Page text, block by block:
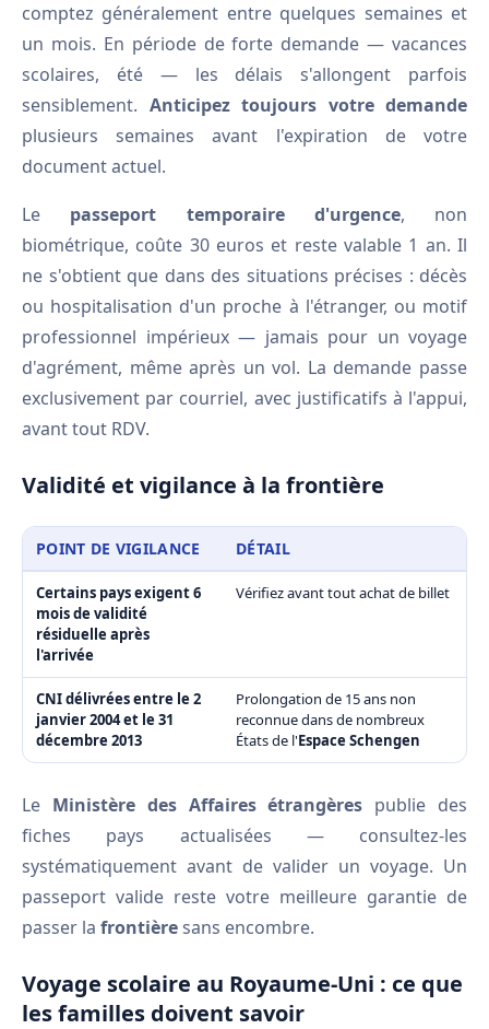
comptez généralement entre quelques semaines et
un mois. En période de forte demande — vacances
scolaires, été — les délais s'allongent parfois
sensiblement. Anticipez toujours votre demande
plusieurs semaines avant l'expiration de votre
document actuel.
Le passeport temporaire d'urgence, non
biométrique, coûte 30 euros et reste valable 1 an. Il
ne s'obtient que dans des situations précises : décès
ou hospitalisation d'un proche à l'étranger, ou motif
professionnel impérieux — jamais pour un voyage
d'agrément, même après un vol. La demande passe
exclusivement par courriel, avec justificatifs à l'appui,
avant tout RDV.
Validité et vigilance à la frontière
POINT DE VIGILANCE DÉTAIL
Certains pays exigent 6
mois de validité
résiduelle après
l'arrivée
Vérifiez avant tout achat de billet
CNI délivrées entre le 2
janvier 2004 et le 31
décembre 2013
Prolongation de 15 ans non
reconnue dans de nombreux
États de l'Espace Schengen
Le Ministère des Affaires étrangères publie des
fiches pays actualisées — consultez-les
systématiquement avant de valider un voyage. Un
passeport valide reste votre meilleure garantie de
passer la frontièresans encombre.
Voyage scolaire au Royaume-Uni : ce que
les familles doivent savoir